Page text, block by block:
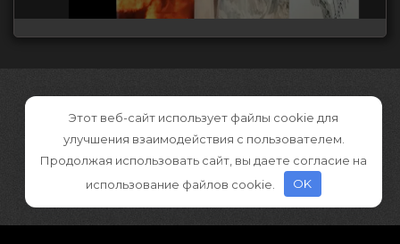
Этот веб-сайт использует файлы cookie для
улучшения взаимодействия с пользователем.
Продолжая использовать сайт, вы даете согласие на
использование файлов cookie.
OK